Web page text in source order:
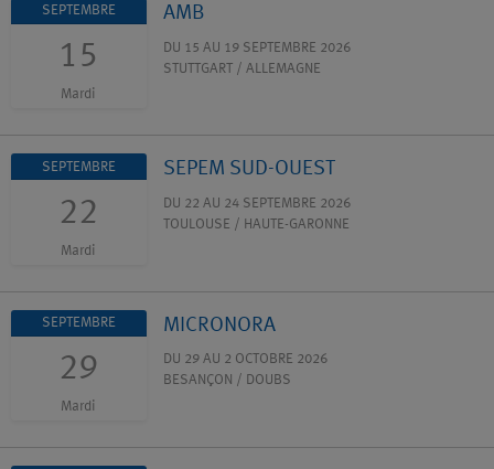
SEPTEMBRE
15
Mardi
AMB
DU 15 AU 19 SEPTEMBRE 2026
STUTTGART / ALLEMAGNE
SEPTEMBRE
22
Mardi
SEPEM SUD-OUEST
DU 22 AU 24 SEPTEMBRE 2026
TOULOUSE / HAUTE-GARONNE
SEPTEMBRE
29
Mardi
MICRONORA
DU 29 AU 2 OCTOBRE 2026
BESANÇON / DOUBS